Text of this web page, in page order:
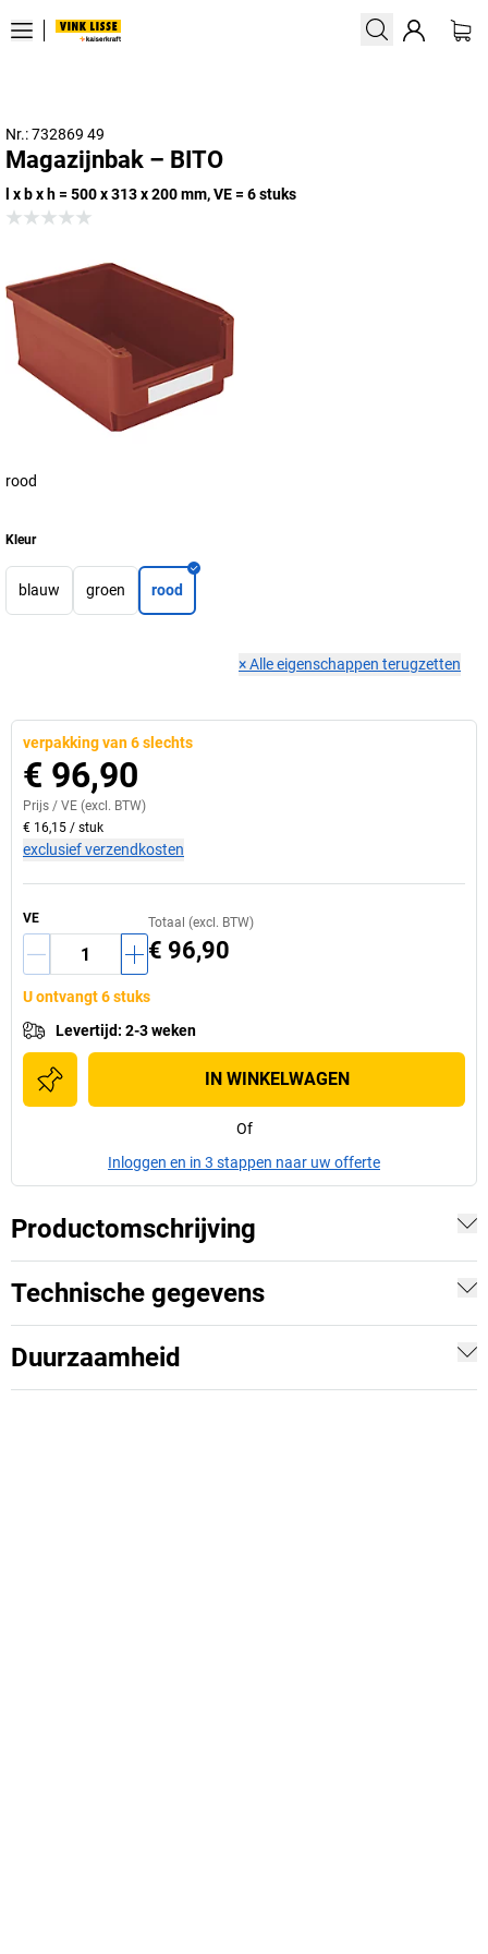
Nr.: 732869 49
Magazijnbak – BITO
l x b x h = 500 x 313 x 200 mm, VE = 6 stuks
rood
Kleur
blauw groen rood
×Alle eigenschappen terugzetten
verpakking van 6 slechts
€ 96,90
Prijs / VE (excl. BTW)
€ 16,15 / stuk
exclusief verzendkosten
VE Totaal (excl. BTW)
€ 96,90
U ontvangt 6 stuks
Levertijd: 2-3 weken
IN WINKELWAGEN
Of
Inloggen en in 3 stappen naar uw offerte
Productomschrijving
Technische gegevens
Duurzaamheid